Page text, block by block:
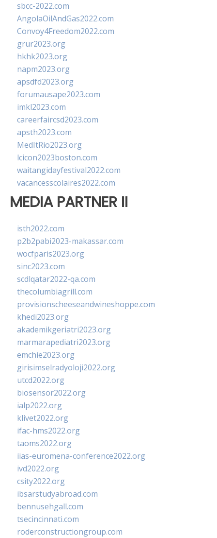
sbcc-2022.com
AngolaOilAndGas2022.com
Convoy4Freedom2022.com
grur2023.org
hkhk2023.org
napm2023.org
apsdfd2023.org
forumausape2023.com
imkl2023.com
careerfaircsd2023.com
apsth2023.com
MedItRio2023.org
lcicon2023boston.com
waitangidayfestival2022.com
vacancesscolaires2022.com
MEDIA PARTNER II
isth2022.com
p2b2pabi2023-makassar.com
wocfparis2023.org
sinc2023.com
scdlqatar2022-qa.com
thecolumbiagrill.com
provisionscheeseandwineshoppe.com
khedi2023.org
akademikgeriatri2023.org
marmarapediatri2023.org
emchie2023.org
girisimselradyoloji2022.org
utcd2022.org
biosensor2022.org
ialp2022.org
klivet2022.org
ifac-hms2022.org
taoms2022.org
iias-euromena-conference2022.org
ivd2022.org
csity2022.org
ibsarstudyabroad.com
bennusehgall.com
tsecincinnati.com
roderconstructiongroup.com